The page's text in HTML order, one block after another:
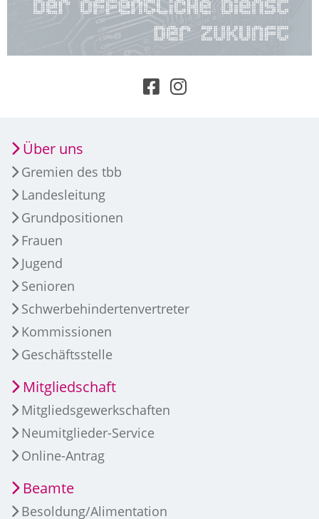
Über uns
Gremien des tbb
Landesleitung
Grundpositionen
Frauen
Jugend
Senioren
Schwerbehindertenvertreter
Kommissionen
Geschäftsstelle
Mitgliedschaft
Mitgliedsgewerkschaften
Neumitglieder-Service
Online-Antrag
Beamte
Besoldung/Alimentation